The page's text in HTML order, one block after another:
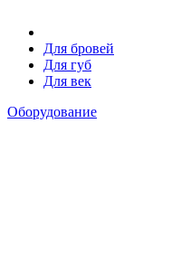
Для бровей
Для губ
Для век
Оборудование